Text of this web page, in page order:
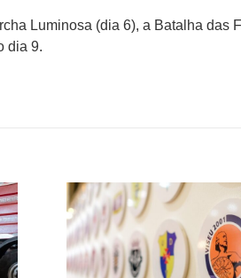
Luminosa (dia 6), a Batalha das
dia 9.